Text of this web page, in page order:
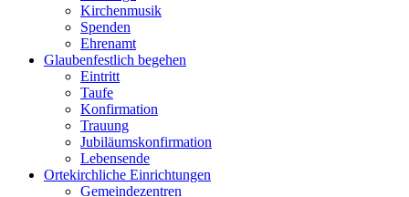
Kirchenmusik
Spenden
Ehrenamt
Glaubenfestlich begehen
Eintritt
Taufe
Konfirmation
Trauung
Jubiläumskonfirmation
Lebensende
Ortekirchliche Einrichtungen
Gemeindezentren